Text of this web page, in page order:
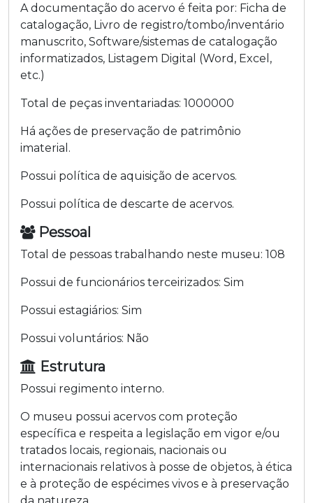
A documentação do acervo é feita por: Ficha de
catalogação, Livro de registro/tombo/inventário
manuscrito, Software/sistemas de catalogação
informatizados, Listagem Digital (Word, Excel,
etc.)
Total de peças inventariadas: 1000000
Há ações de preservação de patrimônio
imaterial.
Possui política de aquisição de acervos.
Possui política de descarte de acervos.
Pessoal
Total de pessoas trabalhando neste museu: 108
Possui de funcionários terceirizados: Sim
Possui estagiários: Sim
Possui voluntários: Não
Estrutura
Possui regimento interno.
O museu possui acervos com proteção
específica e respeita a legislação em vigor e/ou
tratados locais, regionais, nacionais ou
internacionais relativos à posse de objetos, à ética
e à proteção de espécimes vivos e à preservação